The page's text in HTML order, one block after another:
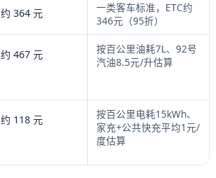
约 364 元
一类客车标准，ETC约
346元（95折）
约 467 元
按百公里油耗7L、92号
汽油8.5元/升估算
约 118 元
按百公里电耗15kWh、
家充+公共快充平均1元/
度估算